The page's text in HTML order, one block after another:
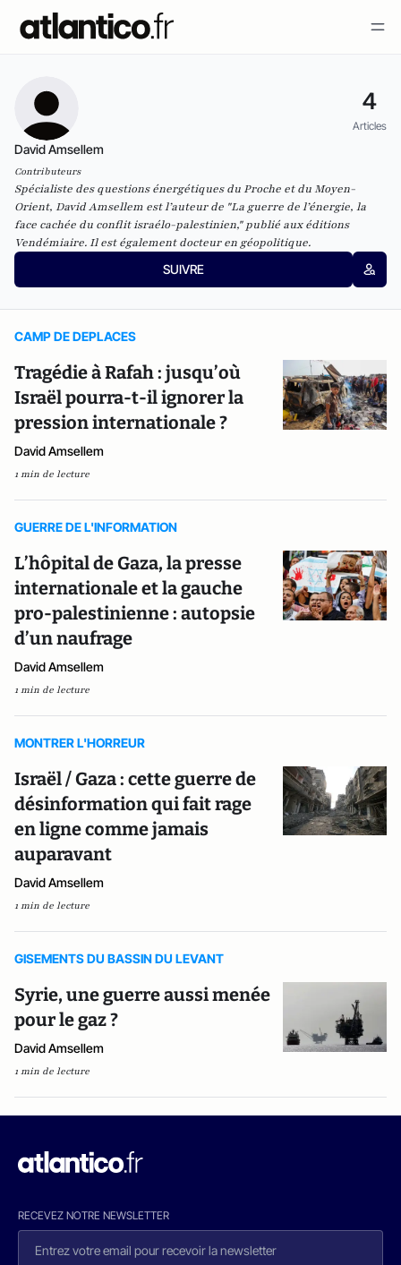
4
Articles
David Amsellem
Contributeurs
Spécialiste des questions énergétiques du Proche et du Moyen-
Orient, David Amsellem est l’auteur de "La guerre de l’énergie, la
face cachée du conflit israélo-palestinien," publié aux éditions
Vendémiaire. Il est également docteur en géopolitique.
SUIVRE
CAMP DE DEPLACES
Tragédie à Rafah : jusqu’où
Israël pourra-t-il ignorer la
pression internationale ?
David Amsellem
1 min de lecture
GUERRE DE L'INFORMATION
L’hôpital de Gaza, la presse
internationale et la gauche
pro-palestinienne : autopsie
d’un naufrage
David Amsellem
1 min de lecture
MONTRER L'HORREUR
Israël / Gaza : cette guerre de
désinformation qui fait rage
en ligne comme jamais
auparavant
David Amsellem
1 min de lecture
GISEMENTS DU BASSIN DU LEVANT
Syrie, une guerre aussi menée
pour le gaz ?
David Amsellem
1 min de lecture
RECEVEZ NOTRE NEWSLETTER